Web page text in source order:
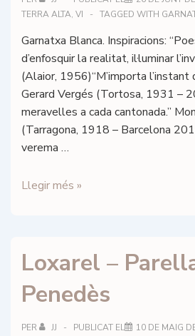
TERRA ALTA, VI TAGGED WITH
Garnatxa Blanca. Inspiracions:
d’enfosquir la realitat, il·luminar
(Alaior, 1956)“M’importa l’instant
Gerard Vergés (Tortosa, 1931 –
meravelles a cada cantonada.”
(Tarragona, 1918 – Barcelona
verema …
Inspira
–
D.O.
Terra
Llegir més »
Loxarel –
Penedès
PER JJ PUBLICAT EL 10 DE MAIG